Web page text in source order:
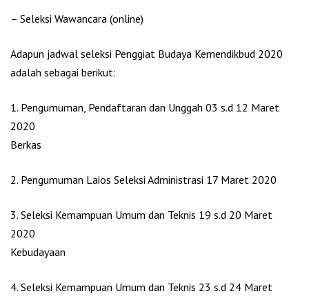
– Seleksi Wawancara (online)
Adapun jadwal seleksi Penggiat Budaya Kemendikbud 2020
adalah sebagai berikut:
1. Pengumuman, Pendaftaran dan Unggah 03 s.d 12 Maret
2020
Berkas
2. Pengumuman Laios Seleksi Administrasi 17 Maret 2020
3. Seleksi Kemampuan Umum dan Teknis 19 s.d 20 Maret
2020
Kebudayaan
4. Seleksi Kemampuan Umum dan Teknis 23 s.d 24 Maret